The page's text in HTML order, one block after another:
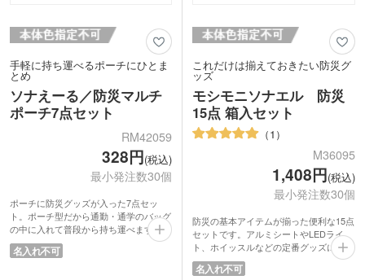
手軽に持ち運べるポーチにひとま
とめ
ソナえーる／防災マルチ
ポーチ7点セット
RM42059
328円(税込)
最小発注数30個
ポーチに防災グッズが入った7点セッ
ト。ポーチ型だから通勤・通学のバッグ
の中に入れて普段から持ち運べます。
アルミブランケットやホイッスルなどの
定番から携帯トイレや耳栓などのいざと
名入れ不可
これだけは揃えておきたい防災グ
ッズ
モシモニソナエル 防災
15点 箱入セット
1
M36095
1,408円(税込)
最小発注数30個
防災の基本アイテムが揃った便利な15点
セットです。アルミシートやLEDライ
ト、ホイッスルなどの定番グッズに加
え、避難生活で役立つエアー枕まで入っ
ています。セット内容には巾着タイプの
名入れ不可